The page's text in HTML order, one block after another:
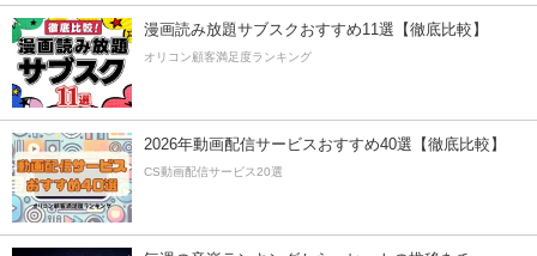
漫画読み放題サブスクおすすめ11選【徹底比較】
オリコン顧客満足度ランキング
2026年動画配信サービスおすすめ40選【徹底比較】
CS動画配信サービス20選